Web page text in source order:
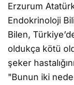
Erzurum
Endokrinoloji
Bilen,
oldukça kötü
şeker
"Bunun iki